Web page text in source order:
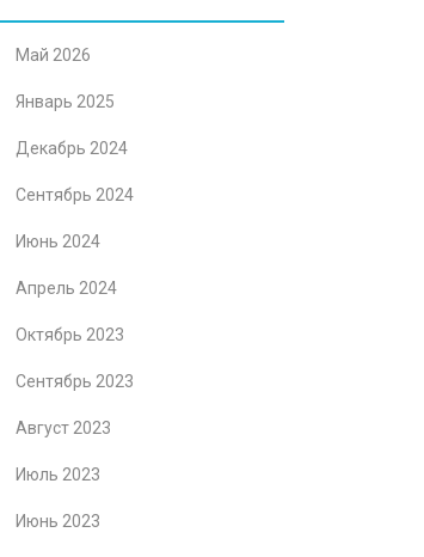
Май 2026
Январь 2025
Декабрь 2024
Сентябрь 2024
Июнь 2024
Апрель 2024
Октябрь 2023
Сентябрь 2023
Август 2023
Июль 2023
Июнь 2023